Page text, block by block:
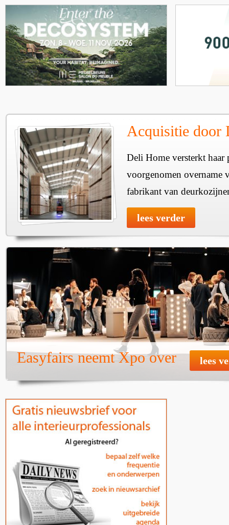
Acquisitie door
Deli Home versterkt haar
voorgenomen overname
fabrikant van
lees verder
Easyfairs neemt Xpo over lees